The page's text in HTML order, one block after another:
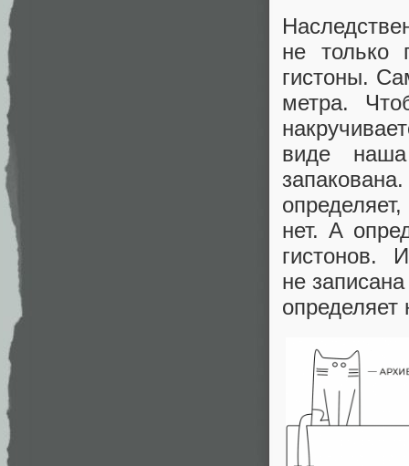
не только
гистоны.
метра.
виде
нет. А
гистонов.
не
определяет